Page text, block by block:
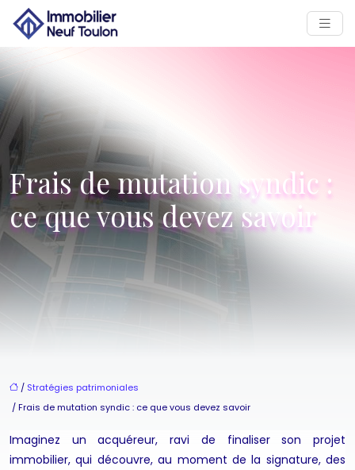
Frais de mutation syndic :
ce que vous devez savoir
/ Stratégies patrimoniales
/ Frais de mutation syndic : ce que vous devez savoir
Imaginez un acquéreur, ravi de finaliser son projet
immobilier, qui découvre, au moment de la signature, des